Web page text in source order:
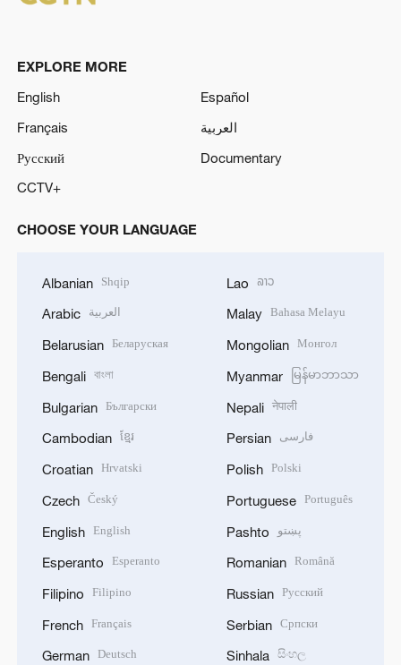
EXPLORE MORE
English
Español
Français
العربية
Русский
Documentary
CCTV+
CHOOSE YOUR LANGUAGE
Albanian Shqip
Arabic العربية
Belarusian Беларуская
Bengali বাংলা
Bulgarian Български
Cambodian ខ្មែរ
Croatian Hrvatski
Czech Český
English English
Esperanto Esperanto
Filipino Filipino
French Français
German Deutsch
Lao ລາວ
Malay Bahasa Melayu
Mongolian Монгол
Myanmar မြန်မာဘာသာ
Nepali नेपाली
Persian فارسی
Polish Polski
Portuguese Português
Pashto پښتو
Romanian Română
Russian Русский
Serbian Српски
Sinhala සිංහල